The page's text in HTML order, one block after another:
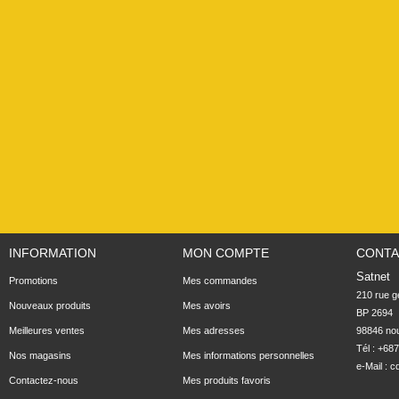
INFORMATION
Promotions
Nouveaux produits
Meilleures ventes
Nos magasins
Contactez-nous
MON COMPTE
Mes commandes
Mes avoirs
Mes adresses
Mes informations personnelles
Mes produits favoris
Satnet
210 rue
BP 2694
98846
Tél :
e-Mail :